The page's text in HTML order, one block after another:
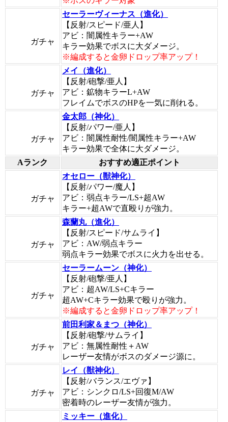
ガチャ
セーラーヴィーナス（進化）
【反射/スピード/亜人】
アビ：闇属性キラー+AW
キラー効果でボスに大ダメージ。
※編成すると金卵ドロップ率アップ！
ガチャ
メイ（進化）
【反射/砲撃/亜人】
アビ：鉱物キラーL+AW
フレイムでボスのHPを一気に削れる。
ガチャ
金太郎（神化）
【反射/パワー/亜人】
アビ：闇属性耐性/闇属性キラー+AW
キラー効果で全体に大ダメージ。
Aランク
おすすめ適正ポイント
ガチャ
オセロー（獣神化）
【反射/パワー/魔人】
アビ：弱点キラー/LS+超AW
キラー+超AWで直殴りが強力。
ガチャ
森蘭丸（進化）
【反射/スピード/サムライ】
アビ：AW/弱点キラー
弱点キラー効果でボスに火力を出せる。
ガチャ
セーラームーン（神化）
【反射/砲撃/亜人】
アビ：超AW/LS+Cキラー
超AW+Cキラー効果で殴りが強力。
※編成すると金卵ドロップ率アップ！
ガチャ
前田利家＆まつ（神化）
【反射/砲撃/サムライ】
アビ：無属性耐性＋AW
レーザー友情がボスのダメージ源に。
ガチャ
レイ（獣神化）
【反射/バランス/エヴァ】
アビ：シンクロ/LS+回復M/AW
密着時のレーザー友情が強力。
ミッキー（進化）